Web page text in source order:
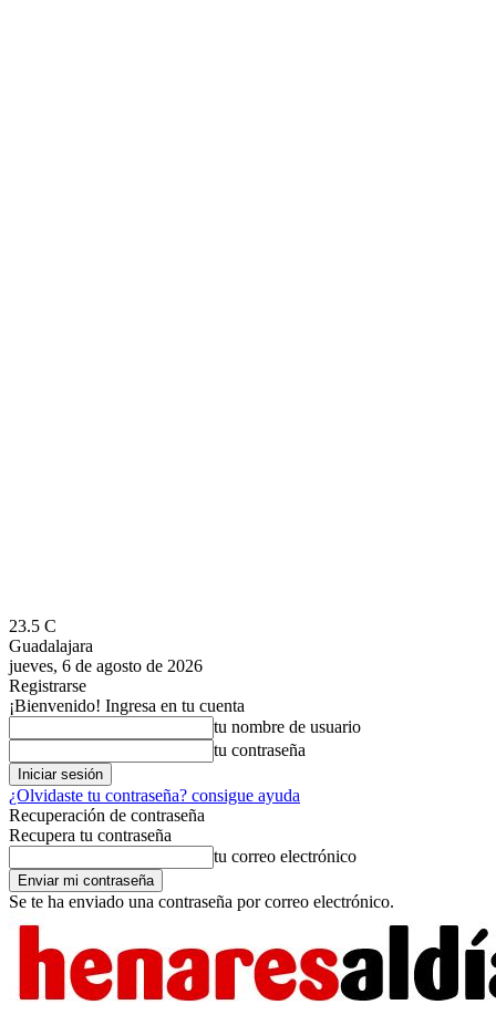
23.5 C
Guadalajara
jueves, 6 de agosto de 2026
Registrarse
¡Bienvenido! Ingresa en tu cuenta
tu nombre de usuario
tu contraseña
¿Olvidaste tu contraseña? consigue ayuda
Recuperación de contraseña
Recupera tu contraseña
tu correo electrónico
Se te ha enviado una contraseña por correo electrónico.